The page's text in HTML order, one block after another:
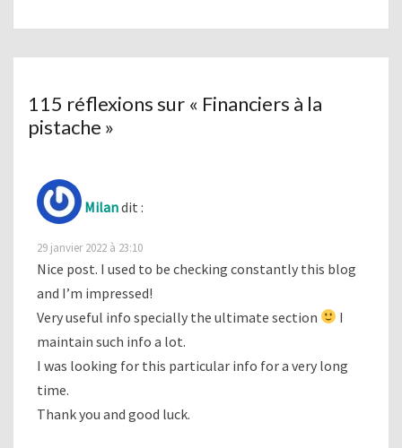
115 réflexions sur « Financiers à la
pistache »
Milandit :
29 janvier 2022 à 23:10
Nice post. I used to be checking constantly this blog
and I’m impressed!
Very useful info specially the ultimate section
I
maintain such info a lot.
I was looking for this particular info for a very long
time.
Thank you and good luck.